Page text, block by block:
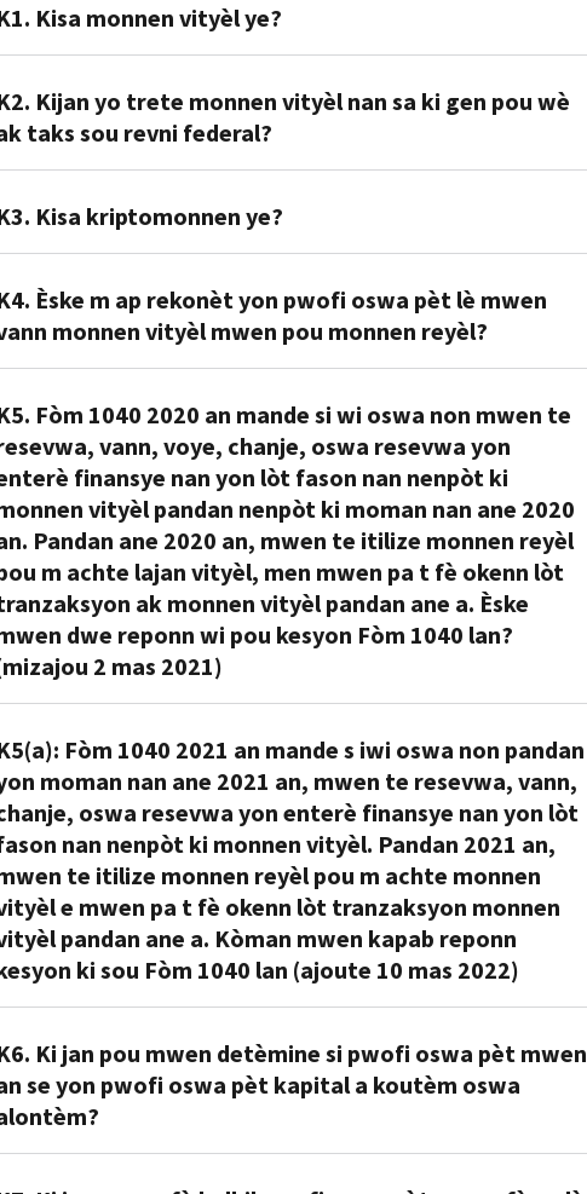
Kisa monnen vityèl ye?
Kijan yo trete monnen vityèl nan sa ki gen pou wè
taks sou revni federal?
Kisa kriptomonnen ye?
blockchain).
Èske m ap rekonèt yon pwofi oswa pèt lè mwen
monnen vityèl mwen pou monnen reyèl?
Fòm 1040 2020 an mande si wi oswa non mwen te
vann, voye, chanje, oswa resevwa yon
finansye nan yon lòt fason nan nenpòt ki
vityèl pandan nenpòt ki moman nan ane 2020
Pandan ane 2020 an, mwen te itilize monnen reyèl
m achte lajan vityèl, men mwen pa t fè okenn lòt
ak monnen vityèl pandan ane a. Èske
dwe reponn wi pou kesyon Fòm 1040 lan?
2 mas 2021)
Fòm 1040 2021 an mande s iwi oswa non pandan
moman nan ane 2021 an, mwen te resevwa, vann,
oswa resevwa yon enterè finansye nan yon lòt
nan nenpòt ki monnen vityèl. Pandan 2021 an,
te itilize monnen reyèl pou m achte monnen
e mwen pa t fè okenn lòt tranzaksyon monnen
pandan ane a. Kòman mwen kapab reponn
ki sou Fòm 1040 lan (ajoute 10 mas 2022)
Ki jan pou mwen detèmine si pwofi oswa pèt mwen
se yon pwofi oswa pèt kapital a koutèm oswa